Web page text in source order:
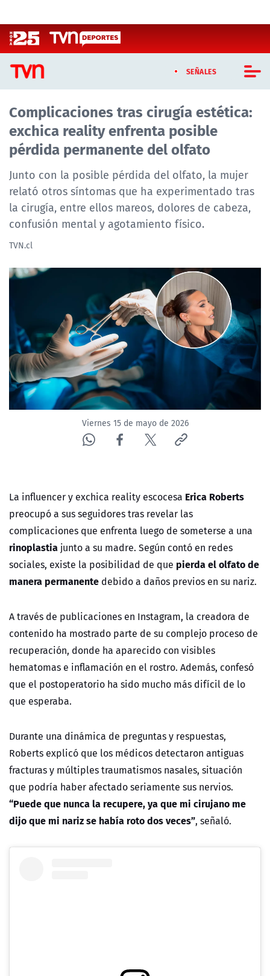
SEÑALES
CASTING MASTERCHEF CHILE
CASTING TVN VERTICAL
TVN VERTICAL
TVN PLAY
PROGRAMAS
NTV
ACTUALIDAD Y TENDENCIAS
CORPORATIVO Y TRANSPARENCIA
CANAL DE DENUNCIAS
ÁREA DE PROYECTOS
Complicaciones tras cirugía estética:
exchica reality enfrenta posible
pérdida permanente del olfato
Junto con la posible pérdida del olfato, la mujer
relató otros síntomas que ha experimentado tras
la cirugía, entre ellos mareos, dolores de cabeza,
confusión mental y agotamiento físico.
TVN.cl
Viernes 15 de mayo de 2026
La influencer y exchica reality escocesa Erica Roberts
preocupó a sus seguidores tras revelar las
complicaciones que enfrenta luego de someterse a una
rinoplastia junto a su madre. Según contó en redes
sociales, existe la posibilidad de que pierda el olfato de
manera permanente debido a daños previos en su nariz.
A través de publicaciones en Instagram, la creadora de
contenido ha mostrado parte de su complejo proceso de
recuperación, donde ha aparecido con visibles
hematomas e inflamación en el rostro. Además, confesó
que el postoperatorio ha sido mucho más difícil de lo
que esperaba.
Durante una dinámica de preguntas y respuestas,
Roberts explicó que los médicos detectaron antiguas
fracturas y múltiples traumatismos nasales, situación
que podría haber afectado seriamente sus nervios.
“Puede que nunca la recupere, ya que mi cirujano me
dijo que mi nariz se había roto dos veces”, señaló.